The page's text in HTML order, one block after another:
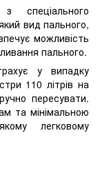
спеціального
вид пального,
можливість
пального.
у випадку
110 літрів на
пересувати.
та мінімальною
легковому